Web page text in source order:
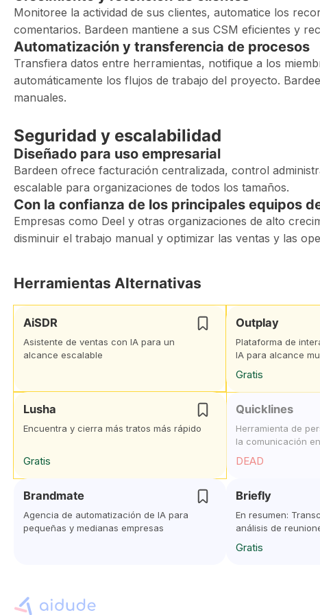
Monitoree la actividad de sus clientes, automatice los
comentarios. Bardeen mantiene a sus CSM eficientes y
Automatización y transferencia de procesos
Transfiera datos entre herramientas, notifique a los
automáticamente los flujos de trabajo del proyecto.
manuales.
Seguridad y escalabilidad
Diseñado para uso empresarial
Bardeen ofrece facturación centralizada, control
escalable para organizaciones de todos los tamaños.
Con la confianza de los principales equipos
Empresas como Deel y otras organizaciones de alto
disminuir el trabajo manual y optimizar las ventas y las
Herramientas Alternativas
AiSDR
Asistente de ventas con IA para un
alcance escalable
Outplay
Plataforma de
IA para alcance
Gratis
Lusha
Encuentra y cierra más tratos más rápido
Gratis
Quicklines
Herramienta de
la comunicación
DEAD
Brandmate
Agencia de automatización de IA para
pequeñas y medianas empresas
Briefly
En resumen:
análisis de
Gratis